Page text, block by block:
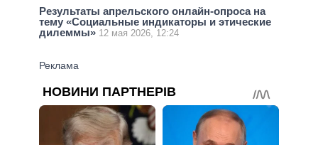
Результаты апрельского онлайн-опроса на
тему «Социальные индикаторы и этические
дилеммы» 12 мая 2026, 12:24